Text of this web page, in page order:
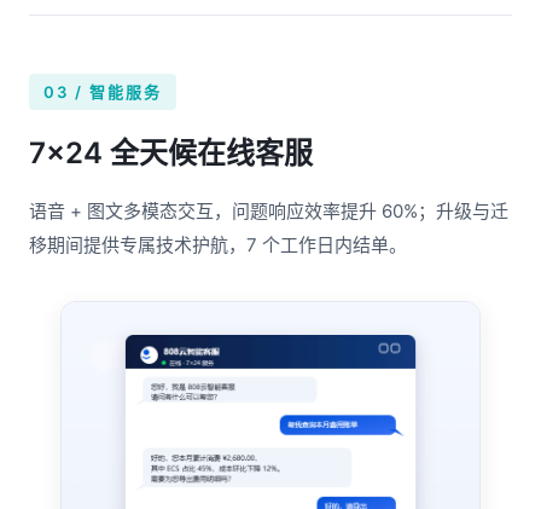
03 / 智能服务
7×24 全天候在线客服
语音 + 图文多模态交互，问题响应效率提升 60%；升级与迁
移期间提供专属技术护航，7 个工作日内结单。